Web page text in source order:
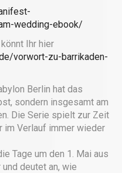
wedding-ebook/
Ihr hier
vorwort-zu-barrikaden-
Berlin hat das
sondern insgesamt am
Die Serie spielt zur Zeit
im Verlauf immer wieder
Tage um den 1. Mai aus
deutet an, wie